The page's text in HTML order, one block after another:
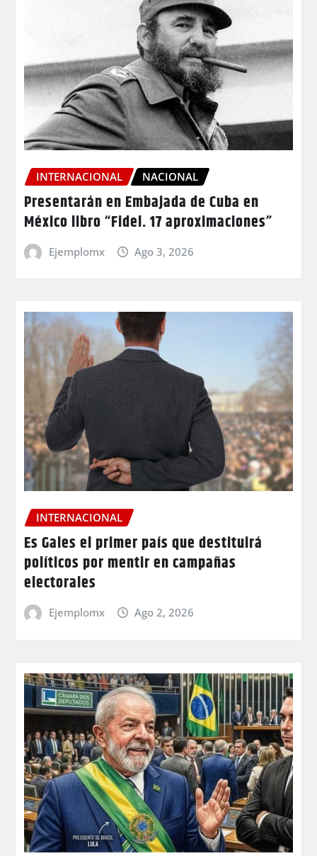
INTERNACIONAL NACIONAL
Presentarán en Embajada de Cuba en
México libro “Fidel. 17 aproximaciones”
Ejemplomx Ago 3, 2026
INTERNACIONAL
Es Gales el primer país que destituirá
políticos por mentir en campañas
electorales
Ejemplomx Ago 2, 2026